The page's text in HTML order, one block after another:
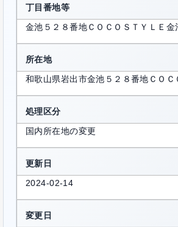
丁目番地等
金池５２８番地ＣＯＣＯＳＴＹＬＥ金
所在地
和歌山県岩出市金池５２８番地ＣＯＣ
処理区分
国内所在地の変更
更新日
2024-02-14
変更日